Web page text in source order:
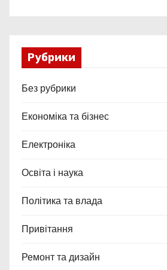
Рубрики
Без рубрики
Економіка та бізнес
Електроніка
Освіта і наука
Політика та влада
Привітання
Ремонт та дизайн